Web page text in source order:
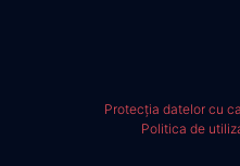
Protecția datelor cu
Politica de